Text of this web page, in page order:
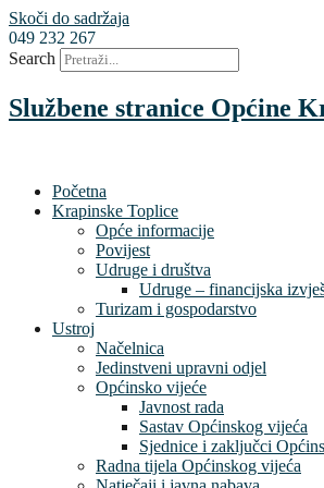
Skoči do sadržaja
049 232 267
Search
Službene stranice Općine
Početna
Krapinske Toplice
Opće informacije
Povijest
Udruge i društva
Udruge – financijska
Turizam i gospodarstvo
Ustroj
Načelnica
Jedinstveni upravni odjel
Općinsko vijeće
Javnost rada
Sastav Općinskog vijeća
Sjednice i zaključci
Radna tijela Općinskog vijeća